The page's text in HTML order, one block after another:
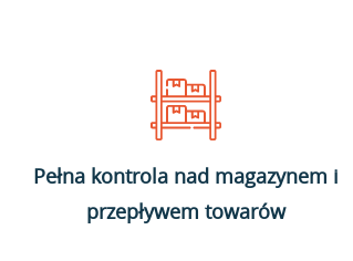
Pełna kontrola nad magazynem i
przepływem towarów